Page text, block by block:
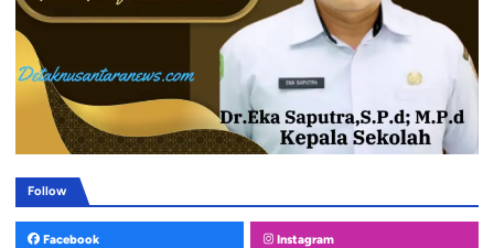
Follow
Facebook Instagram